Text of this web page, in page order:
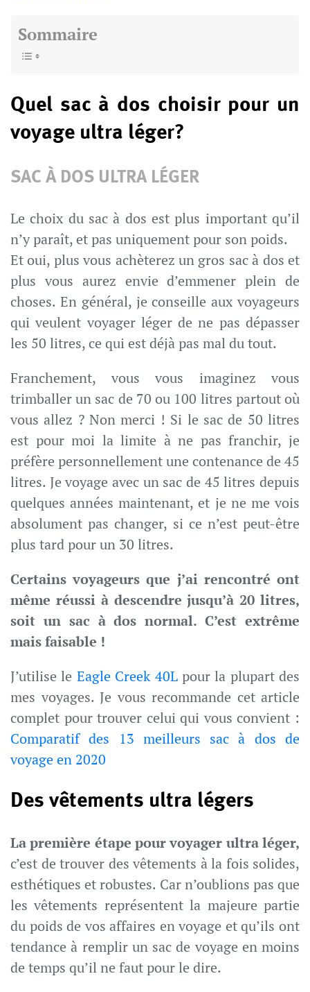
Sommaire
Quel sac à dos choisir pour un
voyage ultra léger?
SAC À DOS ULTRA LÉGER
Le choix du sac à dos est plus important qu’il
n’y paraît, et pas uniquement pour son poids.
Et oui, plus vous achèterez un gros sac à dos et
plus vous aurez envie d’emmener plein de
choses. En général, je conseille aux voyageurs
qui veulent voyager léger de ne pas dépasser
les 50 litres, ce qui est déjà pas mal du tout.
Franchement, vous vous imaginez vous
trimballer un sac de 70 ou 100 litres partout où
vous allez ? Non merci ! Si le sac de 50 litres
est pour moi la limite à ne pas franchir, je
préfère personnellement une contenance de 45
litres. Je voyage avec un sac de 45 litres depuis
quelques années maintenant, et je ne me vois
absolument pas changer, si ce n’est peut-être
plus tard pour un 30 litres.
Certains voyageurs que j’ai rencontré ont
même réussi à descendre jusqu’à 20 litres,
soit un sac à dos normal. C’est extrême
mais faisable !
J’utilise le Eagle Creek 40Lpour la plupart des
mes voyages. Je vous recommande cet article
complet pour trouver celui qui vous convient :
Comparatif des 13 meilleurs sac à dos de
voyage en 2020
Des vêtements ultra légers
La première étape pour voyager ultra léger,
c’est de trouver des vêtements à la fois solides,
esthétiques et robustes. Car n’oublions pas que
les vêtements représentent la majeure partie
du poids de vos affaires en voyage et qu’ils ont
tendance à remplir un sac de voyage en moins
de temps qu’il ne faut pour le dire.